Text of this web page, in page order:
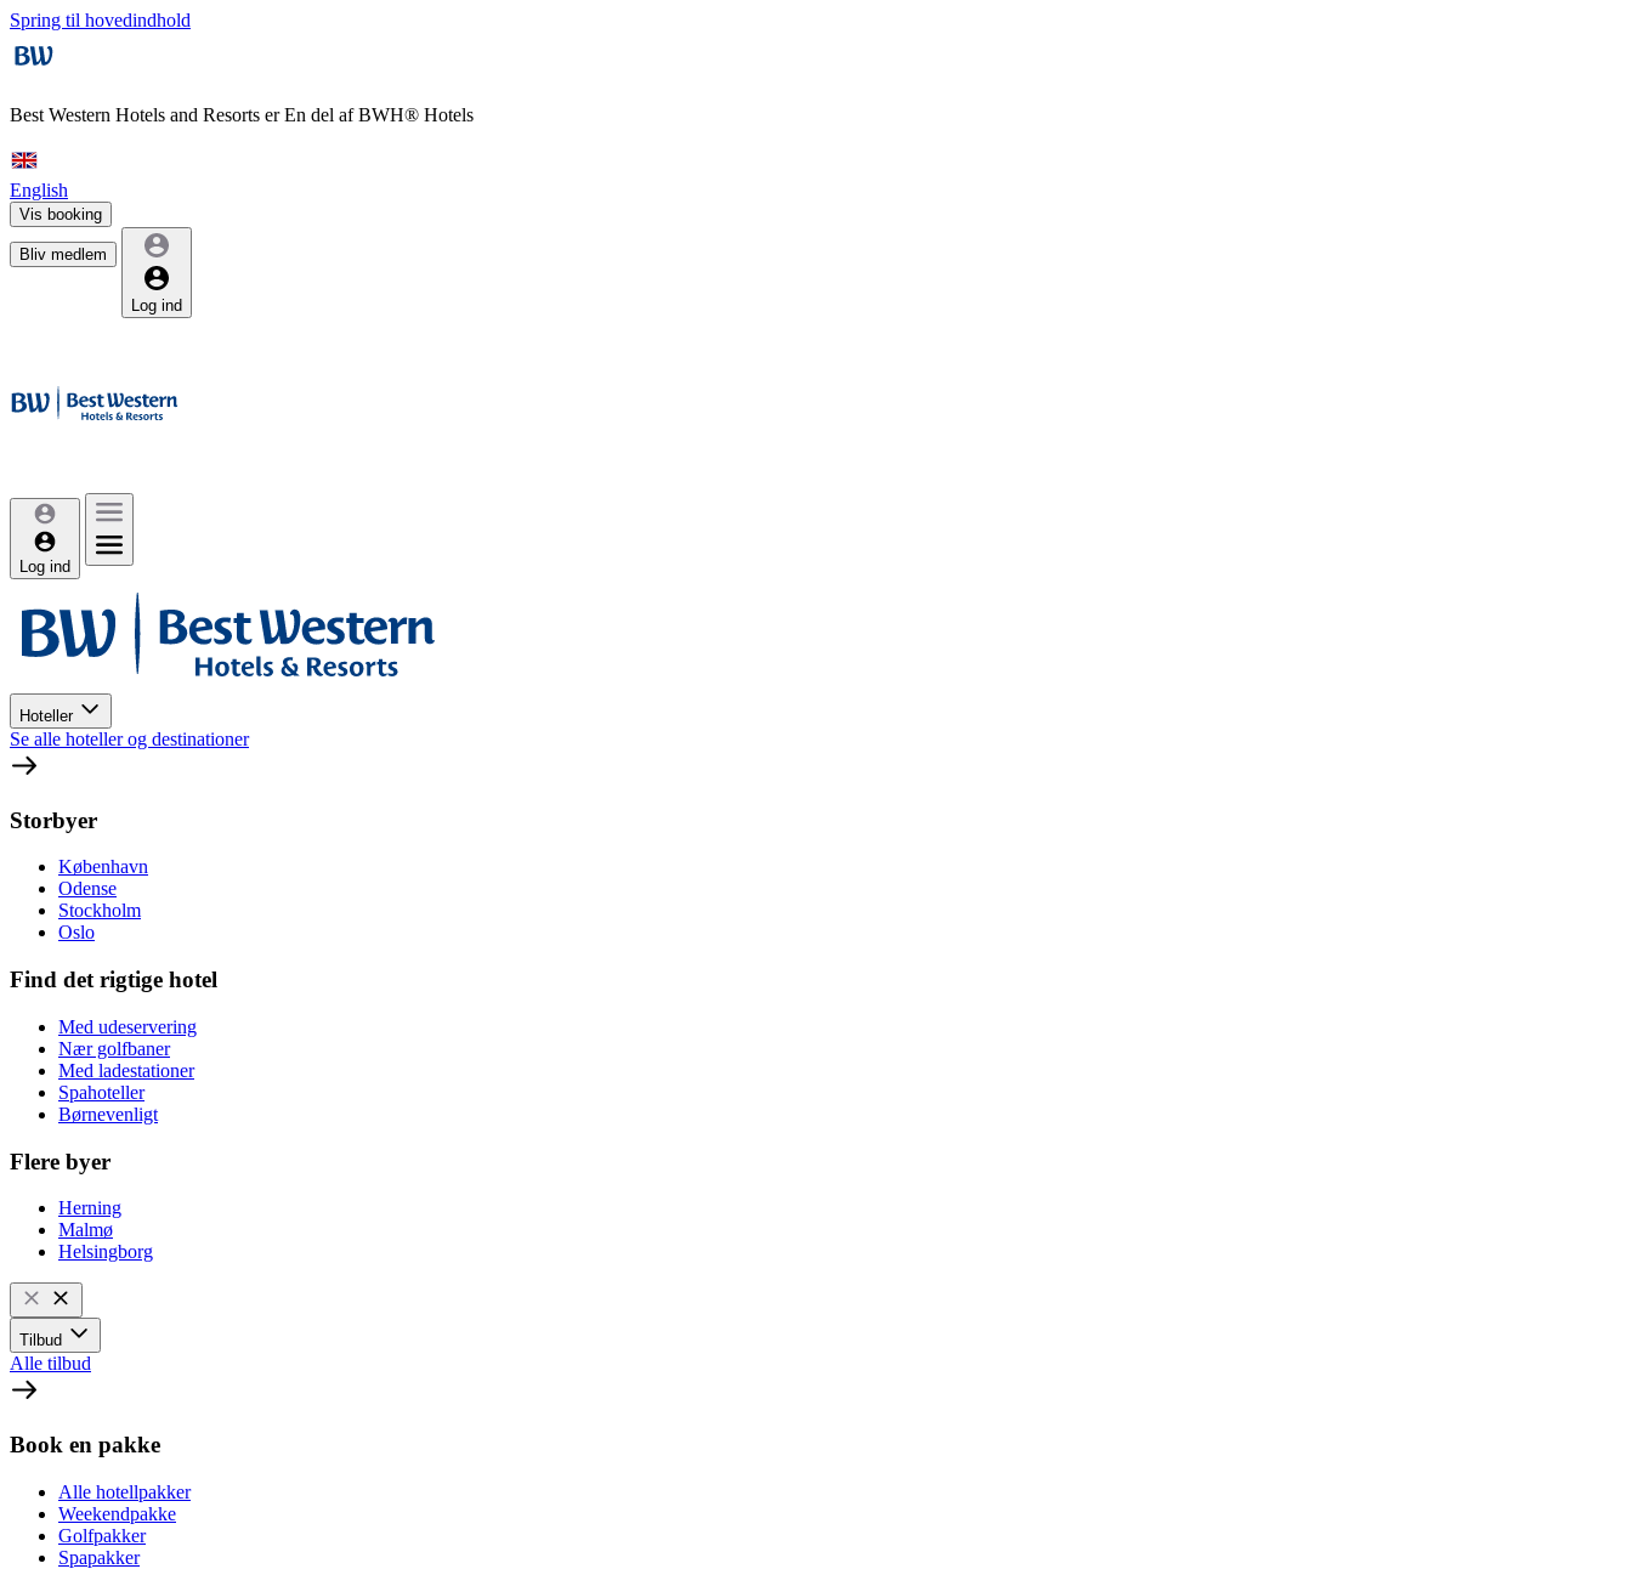
Spring til hovedindhold
Best Western Hotels and Resorts erEn del af BWH® Hotels
English
Vis booking
Bliv medlem
Log ind
Log ind
Hoteller
Se alle hoteller og destinationer
Storbyer
København
Odense
Stockholm
Oslo
Find det rigtige hotel
Med udeservering
Nær golfbaner
Med ladestationer
Spahoteller
Børnevenligt
Flere byer
Herning
Malmø
Helsingborg
Tilbud
Alle tilbud
Book en pakke
Alle hotellpakker
Weekendpakke
Golfpakker
Spapakker